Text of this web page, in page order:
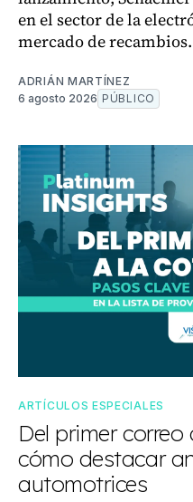
en el sector de la
mercado de recambios.
ADRIÁN MARTÍNEZ
6 agosto 2026 PÚBLICO
ARTÍCULOS ESPECIALES
Del primer
cómo destacar
automotrices